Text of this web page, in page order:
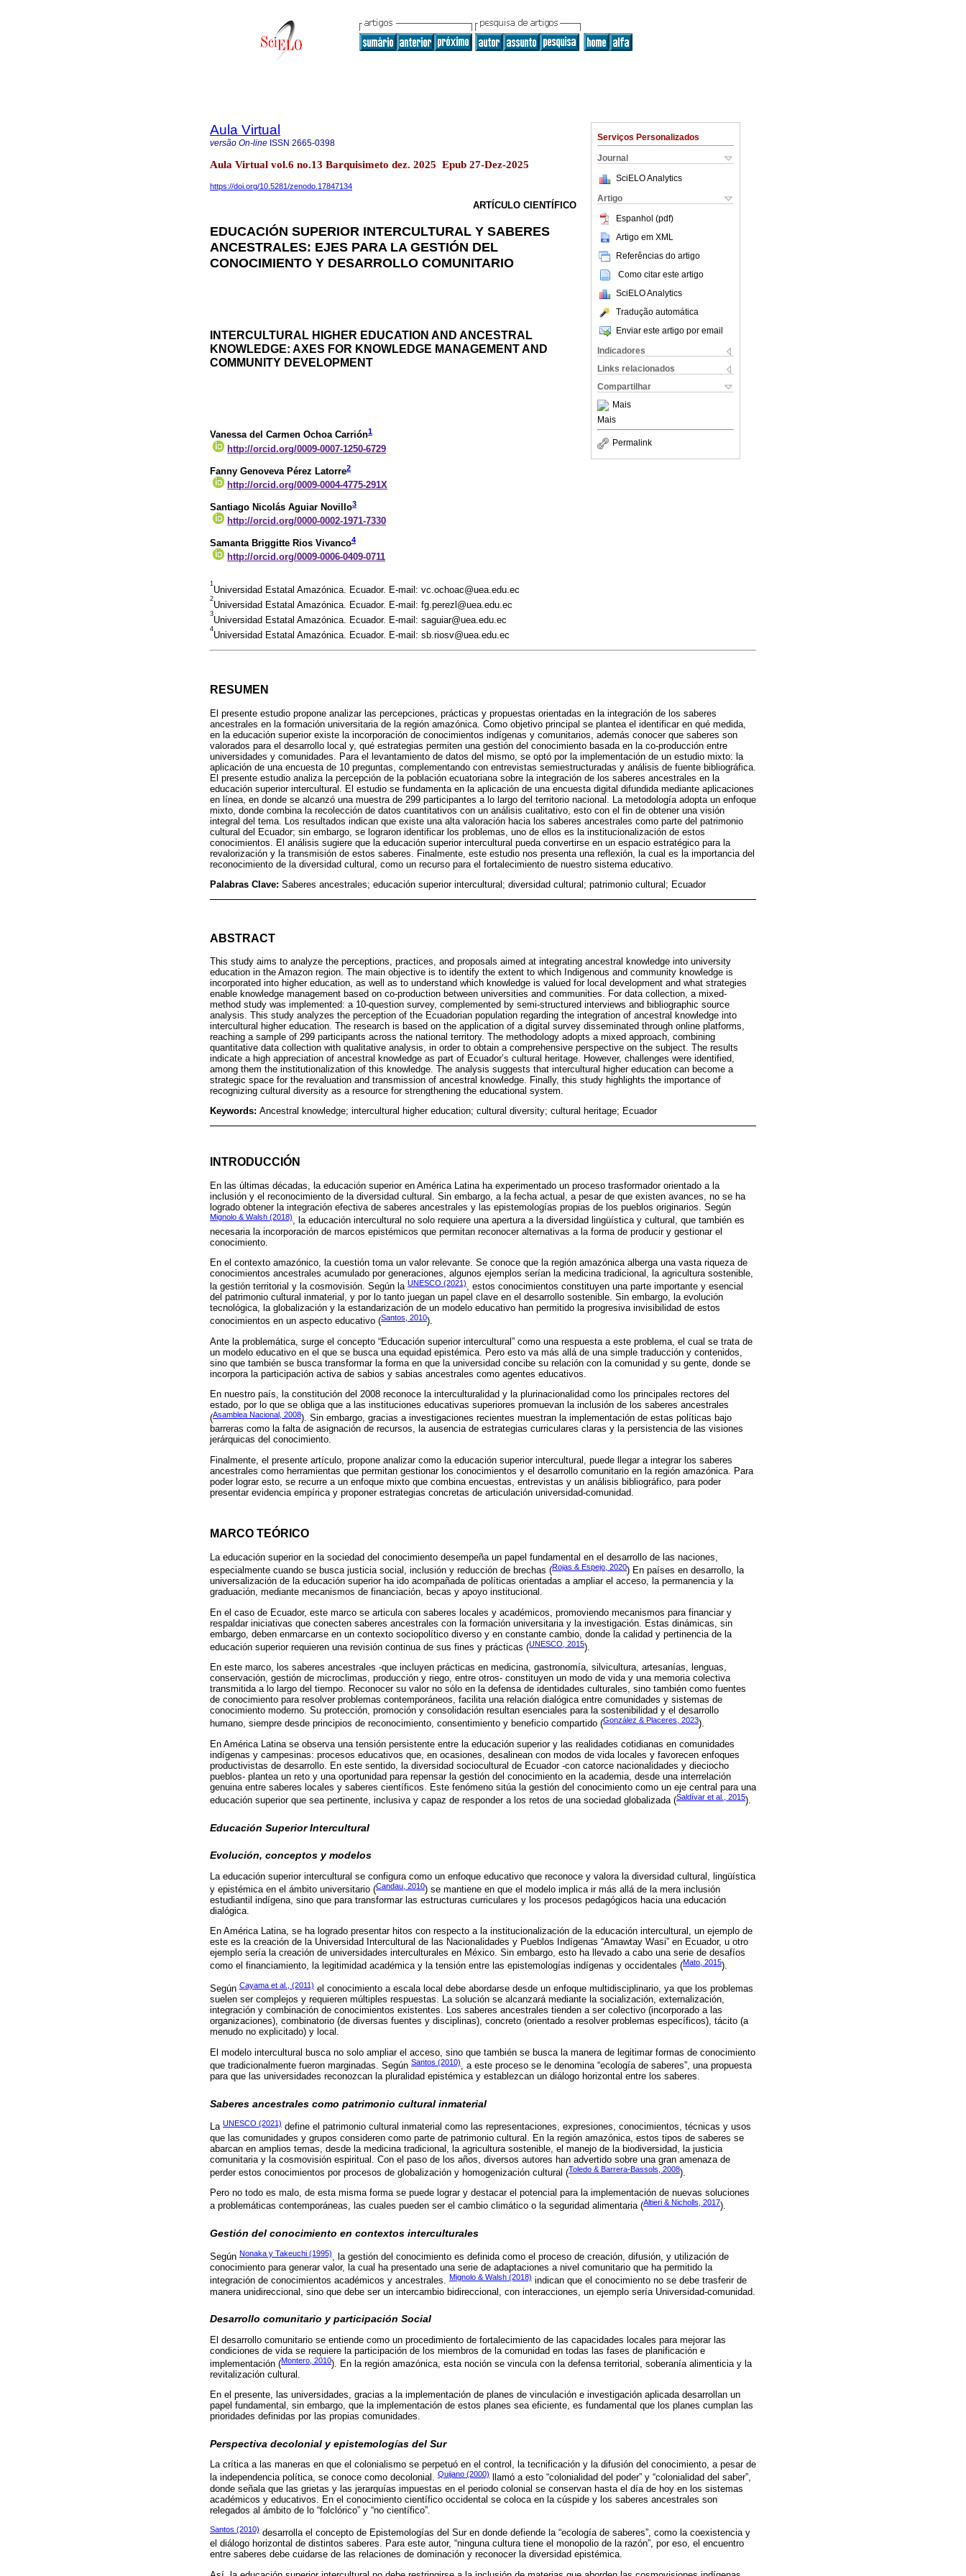
Serviços Personalizados
Journal
SciELO Analytics
Artigo
Espanhol (pdf)
Artigo em XML
Referências do artigo
Como citar este artigo
SciELO Analytics
Tradução automática
Enviar este artigo por email
Indicadores
Links relacionados
Compartilhar
Mais
Mais
Permalink
Aula Virtual
versão On-line ISSN 2665-0398
Aula Virtual vol.6 no.13 Barquisimeto dez. 2025 Epub 27-Dez-2025
https://doi.org/10.5281/zenodo.17847134
ARTÍCULO CIENTÍFICO
EDUCACIÓN SUPERIOR INTERCULTURAL Y SABERES
ANCESTRALES: EJES PARA LA GESTIÓN DEL
CONOCIMIENTO Y DESARROLLO COMUNITARIO
INTERCULTURAL HIGHER EDUCATION AND ANCESTRAL
KNOWLEDGE: AXES FOR KNOWLEDGE MANAGEMENT AND
COMMUNITY DEVELOPMENT
Vanessa del Carmen Ochoa Carrión1
http://orcid.org/0009-0007-1250-6729
Fanny Genoveva Pérez Latorre2
http://orcid.org/0009-0004-4775-291X
Santiago Nicolás Aguiar Novillo3
http://orcid.org/0000-0002-1971-7330
Samanta Briggitte Rios Vivanco4
http://orcid.org/0009-0006-0409-0711
1
Universidad Estatal Amazónica. Ecuador. E-mail: vc.ochoac@uea.edu.ec
2
Universidad Estatal Amazónica. Ecuador. E-mail: fg.perezl@uea.edu.ec
3
Universidad Estatal Amazónica. Ecuador. E-mail: saguiar@uea.edu.ec
4
Universidad Estatal Amazónica. Ecuador. E-mail: sb.riosv@uea.edu.ec
RESUMEN
El presente estudio propone analizar las percepciones, prácticas y propuestas orientadas en la integración de los saberes
ancestrales en la formación universitaria de la región amazónica. Como objetivo principal se plantea el identificar en qué medida,
en la educación superior existe la incorporación de conocimientos indígenas y comunitarios, además conocer que saberes son
valorados para el desarrollo local y, qué estrategias permiten una gestión del conocimiento basada en la co-producción entre
universidades y comunidades. Para el levantamiento de datos del mismo, se optó por la implementación de un estudio mixto: la
aplicación de una encuesta de 10 preguntas, complementando con entrevistas semiestructuradas y análisis de fuente bibliográfica.
El presente estudio analiza la percepción de la población ecuatoriana sobre la integración de los saberes ancestrales en la
educación superior intercultural. El estudio se fundamenta en la aplicación de una encuesta digital difundida mediante aplicaciones
en línea, en donde se alcanzó una muestra de 299 participantes a lo largo del territorio nacional. La metodología adopta un enfoque
mixto, donde combina la recolección de datos cuantitativos con un análisis cualitativo, esto con el fin de obtener una visión
integral del tema. Los resultados indican que existe una alta valoración hacia los saberes ancestrales como parte del patrimonio
cultural del Ecuador; sin embargo, se lograron identificar los problemas, uno de ellos es la institucionalización de estos
conocimientos. El análisis sugiere que la educación superior intercultural pueda convertirse en un espacio estratégico para la
revalorización y la transmisión de estos saberes. Finalmente, este estudio nos presenta una reflexión, la cual es la importancia del
reconocimiento de la diversidad cultural, como un recurso para el fortalecimiento de nuestro sistema educativo.
Palabras Clave: Saberes ancestrales; educación superior intercultural; diversidad cultural; patrimonio cultural; Ecuador
ABSTRACT
This study aims to analyze the perceptions, practices, and proposals aimed at integrating ancestral knowledge into university
education in the Amazon region. The main objective is to identify the extent to which Indigenous and community knowledge is
incorporated into higher education, as well as to understand which knowledge is valued for local development and what strategies
enable knowledge management based on co-production between universities and communities. For data collection, a mixed-
method study was implemented: a 10-question survey, complemented by semi-structured interviews and bibliographic source
analysis. This study analyzes the perception of the Ecuadorian population regarding the integration of ancestral knowledge into
intercultural higher education. The research is based on the application of a digital survey disseminated through online platforms,
reaching a sample of 299 participants across the national territory. The methodology adopts a mixed approach, combining
quantitative data collection with qualitative analysis, in order to obtain a comprehensive perspective on the subject. The results
indicate a high appreciation of ancestral knowledge as part of Ecuador’s cultural heritage. However, challenges were identified,
among them the institutionalization of this knowledge. The analysis suggests that intercultural higher education can become a
strategic space for the revaluation and transmission of ancestral knowledge. Finally, this study highlights the importance of
recognizing cultural diversity as a resource for strengthening the educational system.
Keywords: Ancestral knowledge; intercultural higher education; cultural diversity; cultural heritage; Ecuador
INTRODUCCIÓN
En las últimas décadas, la educación superior en América Latina ha experimentado un proceso trasformador orientado a la
inclusión y el reconocimiento de la diversidad cultural. Sin embargo, a la fecha actual, a pesar de que existen avances, no se ha
logrado obtener la integración efectiva de saberes ancestrales y las epistemologías propias de los pueblos originarios. Según
Mignolo & Walsh (2018), la educación intercultural no solo requiere una apertura a la diversidad lingüística y cultural, que también es
necesaria la incorporación de marcos epistémicos que permitan reconocer alternativas a la forma de producir y gestionar el
conocimiento.
En el contexto amazónico, la cuestión toma un valor relevante. Se conoce que la región amazónica alberga una vasta riqueza de
conocimientos ancestrales acumulado por generaciones, algunos ejemplos serían la medicina tradicional, la agricultura sostenible,
la gestión territorial y la cosmovisión. Según la UNESCO (2021), estos conocimientos constituyen una parte importante y esencial
del patrimonio cultural inmaterial, y por lo tanto juegan un papel clave en el desarrollo sostenible. Sin embargo, la evolución
tecnológica, la globalización y la estandarización de un modelo educativo han permitido la progresiva invisibilidad de estos
conocimientos en un aspecto educativo (Santos, 2010).
Ante la problemática, surge el concepto “Educación superior intercultural” como una respuesta a este problema, el cual se trata de
un modelo educativo en el que se busca una equidad epistémica. Pero esto va más allá de una simple traducción y contenidos,
sino que también se busca transformar la forma en que la universidad concibe su relación con la comunidad y su gente, donde se
incorpora la participación activa de sabios y sabias ancestrales como agentes educativos.
En nuestro país, la constitución del 2008 reconoce la interculturalidad y la plurinacionalidad como los principales rectores del
estado, por lo que se obliga que a las instituciones educativas superiores promuevan la inclusión de los saberes ancestrales
(Asamblea Nacional, 2008). Sin embargo, gracias a investigaciones recientes muestran la implementación de estas políticas bajo
barreras como la falta de asignación de recursos, la ausencia de estrategias curriculares claras y la persistencia de las visiones
jerárquicas del conocimiento.
Finalmente, el presente artículo, propone analizar como la educación superior intercultural, puede llegar a integrar los saberes
ancestrales como herramientas que permitan gestionar los conocimientos y el desarrollo comunitario en la región amazónica. Para
poder lograr esto, se recurre a un enfoque mixto que combina encuestas, entrevistas y un análisis bibliográfico, para poder
presentar evidencia empírica y proponer estrategias concretas de articulación universidad-comunidad.
MARCO TEÓRICO
La educación superior en la sociedad del conocimiento desempeña un papel fundamental en el desarrollo de las naciones,
especialmente cuando se busca justicia social, inclusión y reducción de brechas (Rojas & Espejo, 2020) En países en desarrollo, la
universalización de la educación superior ha ido acompañada de políticas orientadas a ampliar el acceso, la permanencia y la
graduación, mediante mecanismos de financiación, becas y apoyo institucional.
En el caso de Ecuador, este marco se articula con saberes locales y académicos, promoviendo mecanismos para financiar y
respaldar iniciativas que conecten saberes ancestrales con la formación universitaria y la investigación. Estas dinámicas, sin
embargo, deben enmarcarse en un contexto sociopolítico diverso y en constante cambio, donde la calidad y pertinencia de la
educación superior requieren una revisión continua de sus fines y prácticas (UNESCO, 2015).
En este marco, los saberes ancestrales -que incluyen prácticas en medicina, gastronomía, silvicultura, artesanías, lenguas,
conservación, gestión de microclimas, producción y riego, entre otros- constituyen un modo de vida y una memoria colectiva
transmitida a lo largo del tiempo. Reconocer su valor no sólo en la defensa de identidades culturales, sino también como fuentes
de conocimiento para resolver problemas contemporáneos, facilita una relación dialógica entre comunidades y sistemas de
conocimiento moderno. Su protección, promoción y consolidación resultan esenciales para la sostenibilidad y el desarrollo
humano, siempre desde principios de reconocimiento, consentimiento y beneficio compartido (González & Placeres, 2023).
En América Latina se observa una tensión persistente entre la educación superior y las realidades cotidianas en comunidades
indígenas y campesinas: procesos educativos que, en ocasiones, desalinean con modos de vida locales y favorecen enfoques
productivistas de desarrollo. En este sentido, la diversidad sociocultural de Ecuador -con catorce nacionalidades y dieciocho
pueblos- plantea un reto y una oportunidad para repensar la gestión del conocimiento en la academia, desde una interrelación
genuina entre saberes locales y saberes científicos. Este fenómeno sitúa la gestión del conocimiento como un eje central para una
educación superior que sea pertinente, inclusiva y capaz de responder a los retos de una sociedad globalizada (Saldívar et al., 2015).
Educación Superior Intercultural
Evolución, conceptos y modelos
La educación superior intercultural se configura como un enfoque educativo que reconoce y valora la diversidad cultural, lingüística
y epistémica en el ámbito universitario (Candau, 2010) se mantiene en que el modelo implica ir más allá de la mera inclusión
estudiantil indígena, sino que para transformar las estructuras curriculares y los procesos pedagógicos hacia una educación
dialógica.
En América Latina, se ha logrado presentar hitos con respecto a la institucionalización de la educación intercultural, un ejemplo de
este es la creación de la Universidad Intercultural de las Nacionalidades y Pueblos Indígenas “Amawtay Wasi” en Ecuador, u otro
ejemplo sería la creación de universidades interculturales en México. Sin embargo, esto ha llevado a cabo una serie de desafíos
como el financiamiento, la legitimidad académica y la tensión entre las epistemologías indígenas y occidentales (Mato, 2015).
Según Cayama et al., (2011) el conocimiento a escala local debe abordarse desde un enfoque multidisciplinario, ya que los problemas
suelen ser complejos y requieren múltiples respuestas. La solución se alcanzará mediante la socialización, externalización,
integración y combinación de conocimientos existentes. Los saberes ancestrales tienden a ser colectivo (incorporado a las
organizaciones), combinatorio (de diversas fuentes y disciplinas), concreto (orientado a resolver problemas específicos), tácito (a
menudo no explicitado) y local.
El modelo intercultural busca no solo ampliar el acceso, sino que también se busca la manera de legitimar formas de conocimiento
que tradicionalmente fueron marginadas. Según Santos (2010)
, a este proceso se le denomina “ecología de saberes”, una propuesta
para que las universidades reconozcan la pluralidad epistémica y establezcan un diálogo horizontal entre los saberes.
Saberes ancestrales como patrimonio cultural inmaterial
La UNESCO (2021) define el patrimonio cultural inmaterial como las representaciones, expresiones, conocimientos, técnicas y usos
que las comunidades y grupos consideren como parte de patrimonio cultural. En la región amazónica, estos tipos de saberes se
abarcan en amplios temas, desde la medicina tradicional, la agricultura sostenible, el manejo de la biodiversidad, la justicia
comunitaria y la cosmovisión espiritual. Con el paso de los años, diversos autores han advertido sobre una gran amenaza de
perder estos conocimientos por procesos de globalización y homogenización cultural (Toledo & Barrera-Bassols, 2008).
Pero no todo es malo, de esta misma forma se puede lograr y destacar el potencial para la implementación de nuevas soluciones
a problemáticas contemporáneas, las cuales pueden ser el cambio climático o la seguridad alimentaria (Altieri & Nicholls, 2017).
Gestión del conocimiento en contextos interculturales
Según Nonaka y Takeuchi (1995), la gestión del conocimiento es definida como el proceso de creación, difusión, y utilización de
conocimiento para generar valor, la cual ha presentado una serie de adaptaciones a nivel comunitario que ha permitido la
integración de conocimientos académicos y ancestrales. Mignolo & Walsh (2018) indican que el conocimiento no se debe trasferir de
manera unidireccional, sino que debe ser un intercambio bidireccional, con interacciones, un ejemplo sería Universidad-comunidad.
Desarrollo comunitario y participación Social
El desarrollo comunitario se entiende como un procedimiento de fortalecimiento de las capacidades locales para mejorar las
condiciones de vida se requiere la participación de los miembros de la comunidad en todas las fases de planificación e
implementación (Montero, 2010). En la región amazónica, esta noción se vincula con la defensa territorial, soberanía alimenticia y la
revitalización cultural.
En el presente, las universidades, gracias a la implementación de planes de vinculación e investigación aplicada desarrollan un
papel fundamental, sin embargo, que la implementación de estos planes sea eficiente, es fundamental que los planes cumplan las
prioridades definidas por las propias comunidades.
Perspectiva decolonial y epistemologías del Sur
La crítica a las maneras en que el colonialismo se perpetuó en el control, la tecnificación y la difusión del conocimiento, a pesar de
la independencia política, se conoce como decolonial. Quijano (2000)
llamó a esto “colonialidad del poder” y “colonialidad del saber”,
donde señala que las grietas y las jerarquías impuestas en el periodo colonial se conservan hasta el día de hoy en los sistemas
académicos y educativos. En el conocimiento científico occidental se coloca en la cúspide y los saberes ancestrales son
relegados al ámbito de lo “folclórico” y “no científico”.
Santos (2010) desarrolla el concepto de Epistemologías del Sur en donde defiende la “ecología de saberes”, como la coexistencia y
el diálogo horizontal de distintos saberes. Para este autor, “ninguna cultura tiene el monopolio de la razón”, por eso, el encuentro
entre saberes debe cuidarse de las relaciones de dominación y reconocer la diversidad epistémica.